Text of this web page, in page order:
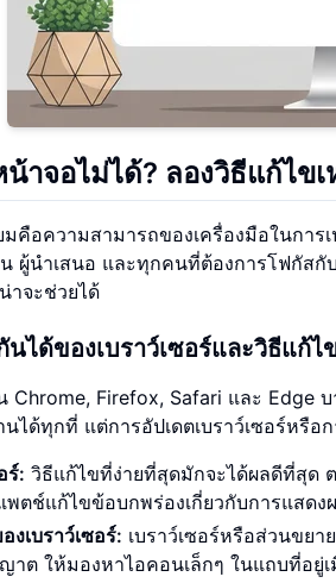
าจอไม่ได้? ลองวิธีแก้ไข
คือความสามารถของเครื่องมือในการ
น ผู้นำเสนอ และทุกคนที่ต้องการโฟกัส
าจะช่วยได้
ได้ของเบราว์เซอร์และวิธีแก้ไ
น Chrome, Firefox, Safari และ
ได้ทุกที่ แต่การอัปเดตเบราว์เซอร์หรือ
ร์: วิธีแก้ไขที่ง่ายที่สุดมักจะได้ผลดีที่สุด
ตช์แก้ไขข้อบกพร่องเกี่ยวกับการแสดง
เบราว์เซอร์: เบราว์เซอร์หรือส่วนขย
าต ให้มองหาไอคอนเล็กๆ ในแถบที่อ